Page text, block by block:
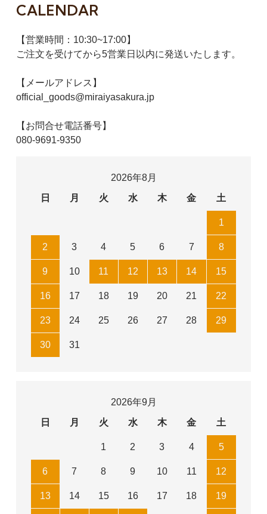
CALENDAR
【営業時間：10:30~17:00】
ご注文を受けてから5営業日以内に発送いたします。
【メールアドレス】
official_goods@miraiyasakura.jp
【お問合せ電話番号】
080-9691-9350
2026年8月
日
月 火 水 木 金 土
1
2 3 4 5 6 7 8
9 10 11 12 13 14 15
16 17 18 19 20 21 22
23 24 25 26 27 28 29
30 31
2026年9月
日
月 火 水 木 金 土
1 2 3 4 5
6 7 8 9 10 11 12
13 14 15 16 17 18 19